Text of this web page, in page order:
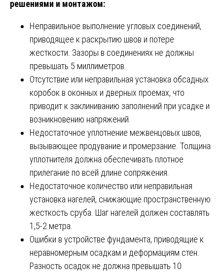
решениями и монтажом:
Неправильное выполнение угловых соединений,
приводящее к раскрытию швов и потере
жесткости. Зазоры в соединениях не должны
превышать 5 миллиметров.
Отсутствие или неправильная установка обсадных
коробок в оконных и дверных проемах, что
приводит к заклиниванию заполнений при усадке и
возникновению напряжений.
Недостаточное уплотнение межвенцовых швов,
вызывающее продувание и промерзание. Толщина
уплотнителя должна обеспечивать плотное
прилегание по всей длине сопряжения.
Недостаточное количество или неправильная
установка нагелей, снижающие пространственную
жесткость сруба. Шаг нагелей должен составлять
1,5-2 метра.
Ошибки в устройстве фундамента, приводящие к
неравномерным осадкам и деформациям стен.
Разность осадок не должна превышать 10